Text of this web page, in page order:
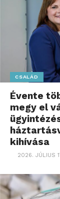
CSALÁD
Évente
megy el
kihívása
2026. JÚLIUS